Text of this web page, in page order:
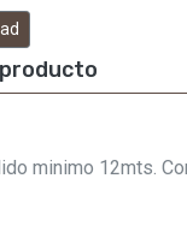
minimo 12mts.